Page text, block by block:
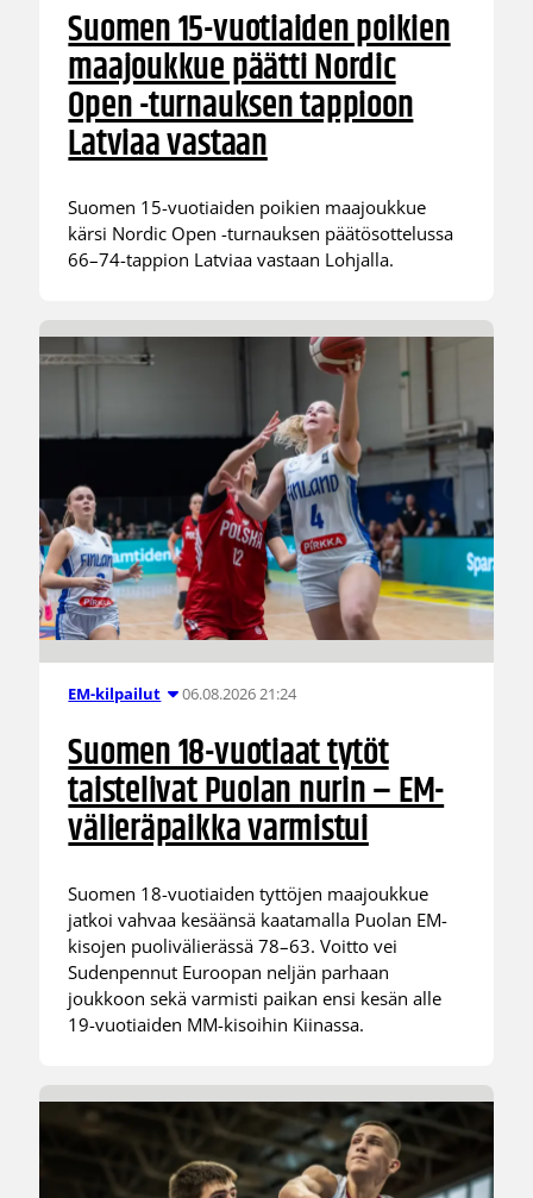
Suomen 15-vuotiaiden poikien
maajoukkue päätti Nordic
Open -turnauksen tappioon
Latviaa vastaan
Suomen 15-vuotiaiden poikien maajoukkue
kärsi Nordic Open -turnauksen päätösottelussa
66–74-tappion Latviaa vastaan Lohjalla.
EM-kilpailut 06.08.2026 21:24
Suomen 18-vuotiaat tytöt
taistelivat Puolan nurin – EM-
välieräpaikka varmistui
Suomen 18-vuotiaiden tyttöjen maajoukkue
jatkoi vahvaa kesäänsä kaatamalla Puolan EM-
kisojen puolivälierässä 78–63. Voitto vei
Sudenpennut Euroopan neljän parhaan
joukkoon sekä varmisti paikan ensi kesän alle
19-vuotiaiden MM-kisoihin Kiinassa.